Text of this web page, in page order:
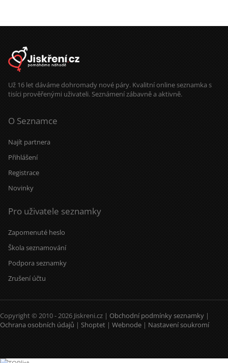
Už 16 let dáváme dohromady nové páry. Kvalitní online seznamka s
tisíci prověřenými uživateli. Seznámení zábavně a aktivně.
O Seznamce
Najít partnera
Přihlášení
Registrace
Novinky
Pro uživatele seznamky
Zapomenuté heslo
Škola seznamování
Podpora seznamky
Zrušení účtu
Copyright © 2010 - 2026 Jiskreni.cz | Obchodní podmínky seznamky |
Ochrana osobních údajů | Shoptet | Webnode | Nastavení soukromí